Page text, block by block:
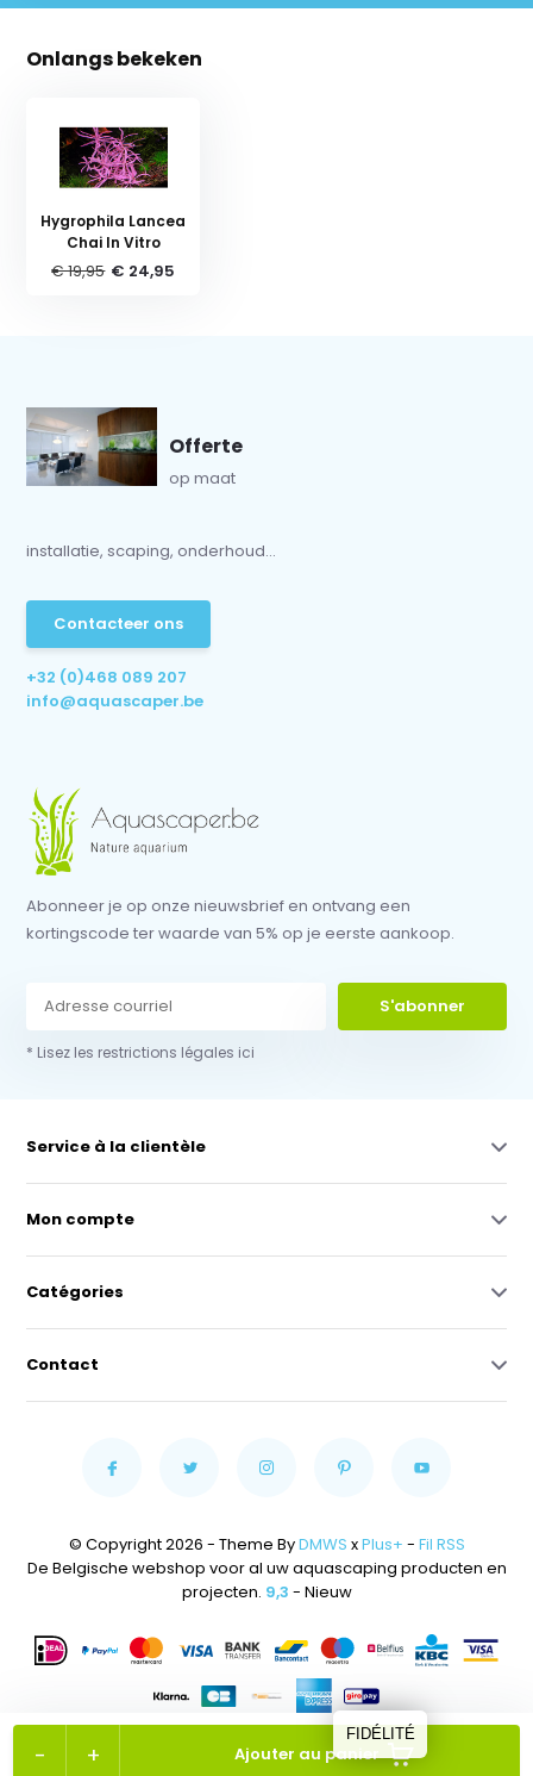
+
- Ajouter au panier
Onlangs bekeken
Hygrophila Lancea
Chai In Vitro
€ 19,95 € 24,95
Offerte
op maat
installatie, scaping, onderhoud...
Contacteer ons
+32 (0)468 089 207
info@aquascaper.be
Abonneer je op onze nieuwsbrief en ontvang een
kortingscode ter waarde van 5% op je eerste aankoop.
S'abonner
* Lisez les restrictions légales ici
Service à la clientèle
Mon compte
Catégories
Contact
© Copyright 2026 - Theme ByDMWS xPlus+ - Fil RSS
De Belgische webshop voor al uw aquascaping producten en
projecten. 9,3 - Nieuw
FIDÉLITÉ